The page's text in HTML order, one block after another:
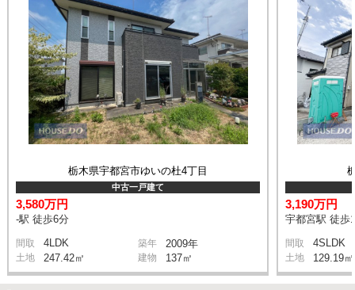
栃木県宇都宮市ゆいの杜4丁目
中古一戸建て
3,580万円
-駅 徒歩6分
間取 4LDK 築年 2009年
土地 247.42㎡ 建物 137㎡
3,190万円
宇都宮駅 徒歩
間取 4SLDK
土地 129.19㎡